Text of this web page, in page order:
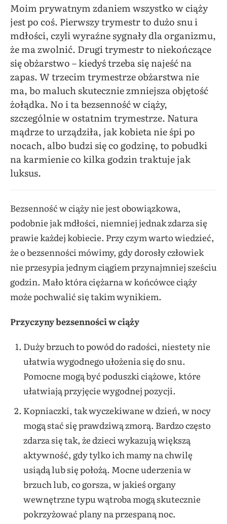
Moim prywatnym zdaniem wszystko w ciąży
jest po coś. Pierwszy trymestr to dużo snu i
mdłości, czyli wyraźne sygnały dla organizmu,
że ma zwolnić. Drugi trymestr to niekończące
się obżarstwo – kiedyś trzeba się najeść na
zapas. W trzecim trymestrze obżarstwa nie
ma, bo maluch skutecznie zmniejsza objętość
żołądka. No i ta bezsenność w ciąży,
szczególnie w ostatnim trymestrze. Natura
mądrze to urządziła, jak kobieta nie śpi po
nocach, albo budzi się co godzinę, to pobudki
na karmienie co kilka godzin traktuje jak
luksus.
Bezsenność w ciąży nie jest obowiązkowa,
podobnie jak mdłości, niemniej jednak zdarza się
prawie każdej kobiecie. Przy czym warto wiedzieć,
że o bezsenności mówimy, gdy dorosły człowiek
nie przesypia jednym ciągiem przynajmniej sześciu
godzin. Mało która ciężarna w końcówce ciąży
może pochwalić się takim wynikiem.
Przyczyny bezsenności w ciąży
Duży brzuch to powód do radości, niestety nie
ułatwia wygodnego ułożenia się do snu.
Pomocne mogą być poduszki ciążowe, które
ułatwiają przyjęcie wygodnej pozycji.
Kopniaczki, tak wyczekiwane w dzień, w nocy
mogą stać się prawdziwą zmorą. Bardzo często
zdarza się tak, że dzieci wykazują większą
aktywność, gdy tylko ich mamy na chwilę
usiądą lub się położą. Mocne uderzenia w
brzuch lub, co gorsza, w jakieś organy
wewnętrzne typu wątroba mogą skutecznie
pokrzyżować plany na przespaną noc.